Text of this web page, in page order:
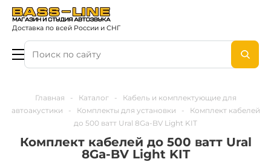
Доставка по всей России и СНГ
Главная - Каталог -
Кабель и комплектующие для
автоакустики
- Комплекты для установки -
Комплект кабелей
до 500 ватт Ural 8Ga-BV Light KIT
Комплект кабелей до 500 ватт Ural
8Ga-BV Light KIT